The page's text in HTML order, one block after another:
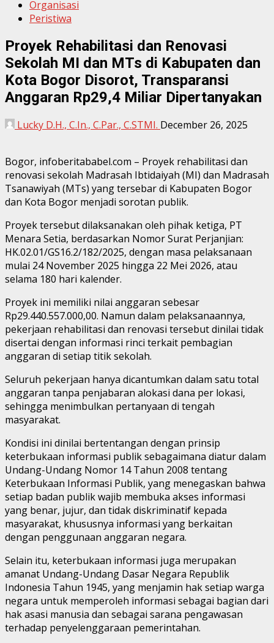
Organisasi
Peristiwa
Proyek Rehabilitasi dan Renovasi
Sekolah MI dan MTs di Kabupaten dan
Kota Bogor Disorot, Transparansi
Anggaran Rp29,4 Miliar Dipertanyakan
Lucky D.H., C.In., C.Par., C.STMI. December 26, 2025
Bogor, infoberitababel.com – Proyek rehabilitasi dan
renovasi sekolah Madrasah Ibtidaiyah (MI) dan Madrasah
Tsanawiyah (MTs) yang tersebar di Kabupaten Bogor
dan Kota Bogor menjadi sorotan publik.
Proyek tersebut dilaksanakan oleh pihak ketiga, PT
Menara Setia, berdasarkan Nomor Surat Perjanjian:
HK.02.01/GS16.2/182/2025, dengan masa pelaksanaan
mulai 24 November 2025 hingga 22 Mei 2026, atau
selama 180 hari kalender.
Proyek ini memiliki nilai anggaran sebesar
Rp29.440.557.000,00. Namun dalam pelaksanaannya,
pekerjaan rehabilitasi dan renovasi tersebut dinilai tidak
disertai dengan informasi rinci terkait pembagian
anggaran di setiap titik sekolah.
Seluruh pekerjaan hanya dicantumkan dalam satu total
anggaran tanpa penjabaran alokasi dana per lokasi,
sehingga menimbulkan pertanyaan di tengah
masyarakat.
Kondisi ini dinilai bertentangan dengan prinsip
keterbukaan informasi publik sebagaimana diatur dalam
Undang-Undang Nomor 14 Tahun 2008 tentang
Keterbukaan Informasi Publik, yang menegaskan bahwa
setiap badan publik wajib membuka akses informasi
yang benar, jujur, dan tidak diskriminatif kepada
masyarakat, khususnya informasi yang berkaitan
dengan penggunaan anggaran negara.
Selain itu, keterbukaan informasi juga merupakan
amanat Undang-Undang Dasar Negara Republik
Indonesia Tahun 1945, yang menjamin hak setiap warga
negara untuk memperoleh informasi sebagai bagian dari
hak asasi manusia dan sebagai sarana pengawasan
terhadap penyelenggaraan pemerintahan.